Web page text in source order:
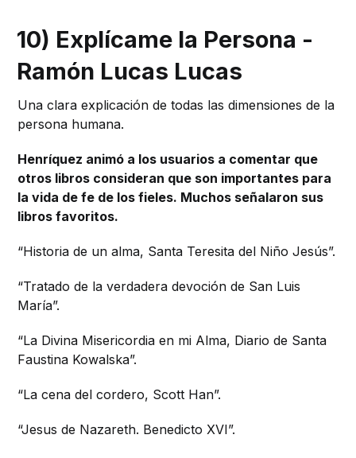
10) Explícame la Persona -
Ramón Lucas Lucas
Una clara explicación de todas las dimensiones de la
persona humana.
Henríquez animó a los usuarios a comentar que
otros libros consideran que son importantes para
la vida de fe de los fieles. Muchos señalaron sus
libros favoritos.
“Historia de un alma, Santa Teresita del Niño Jesús”.
“Tratado de la verdadera devoción de San Luis
María”.
“La Divina Misericordia en mi Alma, Diario de Santa
Faustina Kowalska”.
“La cena del cordero, Scott Han”.
“Jesus de Nazareth. Benedicto XVI”.